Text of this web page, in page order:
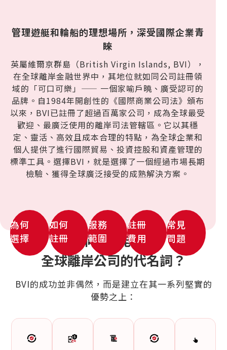
管理遊艇和輪船的理想場所，深受國際企業青
睞
英屬維爾京群島（British Virgin Islands, BVI），
在全球離岸金融世界中，其地位就如同公司註冊領
域的「可口可樂」—— 一個家喻戶曉、廣受認可的
品牌。自1984年開創性的《國際商業公司法》頒布
以來，BVI已註冊了超過百萬家公司，成為全球最受
歡迎、最廣泛使用的離岸司法管轄區。它以其穩
定、靈活、高效且成本合理的特點，為全球企業和
個人提供了進行國際貿易、投資控股和資產管理的
標準工具。選擇BVI，就是選擇了一個經過市場長期
檢驗、獲得全球廣泛接受的成熟解決方案。
為何
選擇
如何
註冊
服務
範圍
註冊
費用
常見
問題
為何BVI能成為
全球離岸公司的代名詞？
BVI的成功並非偶然，而是建立在其一系列堅實的
優勢之上：